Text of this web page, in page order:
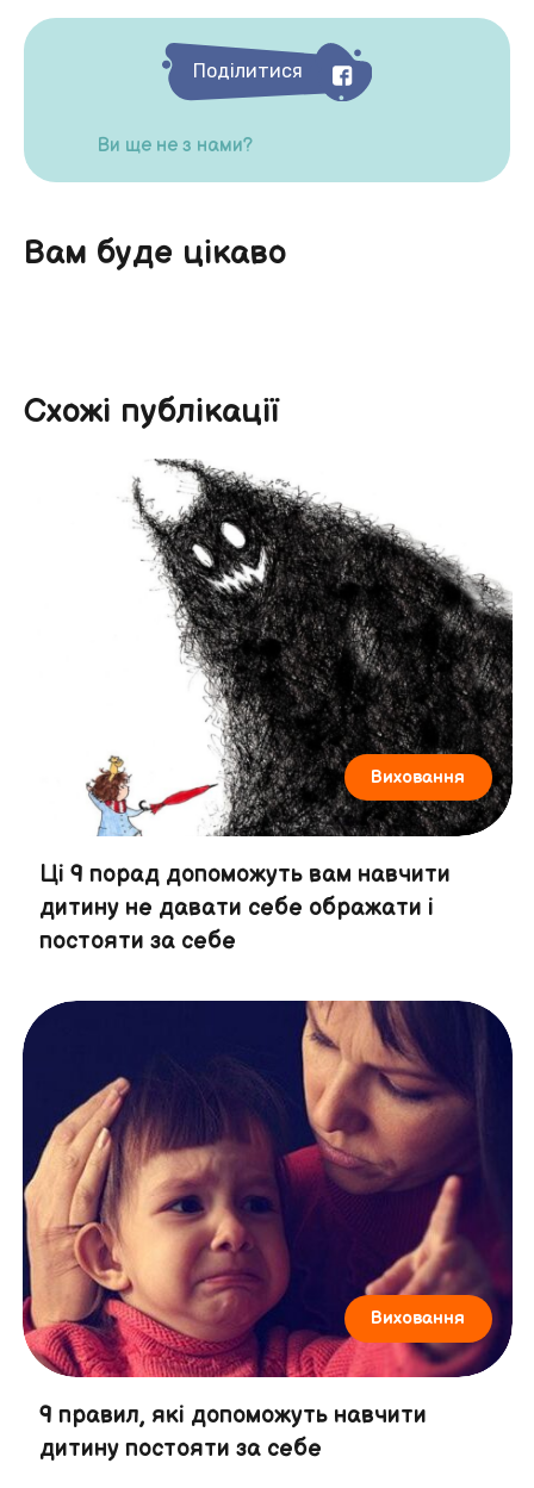
Поділитися
Ви ще не з нами?
Вам буде цікаво
Схожі публікації
Виховання
Ці 9 порад допоможуть вам навчити
дитину не давати себе ображати і
постояти за себе
Виховання
9 правил, які допоможуть навчити
дитину постояти за себе